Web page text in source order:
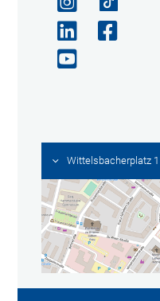
Wittelsbacherplatz 1